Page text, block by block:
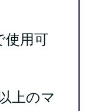
使用可
上のマ